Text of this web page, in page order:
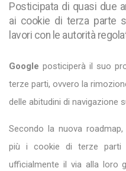
Posticipata di quasi due
ai cookie di terza parte
lavori con le autorità
Google posticiperà il suo
terze parti, ovvero la
delle abitudini di navigazione
Secondo la nuova
più i cookie di terze parti
ufficialmente il via alla loro